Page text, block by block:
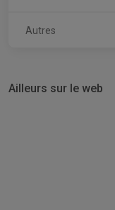
Autres
Ailleurs sur le web